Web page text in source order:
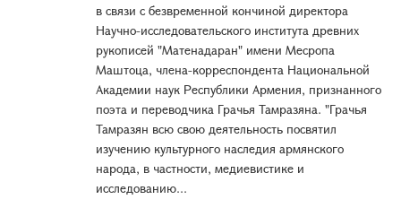
в связи с безвременной кончиной директора
Научно-исследовательского института древних
рукописей "Матенадаран" имени Месропа
Маштоца, члена-корреспондента Национальной
Академии наук Республики Армения, признанного
поэта и переводчика Грачья Тамразяна. "Грачья
Тамразян всю свою деятельность посвятил
изучению культурного наследия армянского
народа, в частности, медиевистике и
исследованию...